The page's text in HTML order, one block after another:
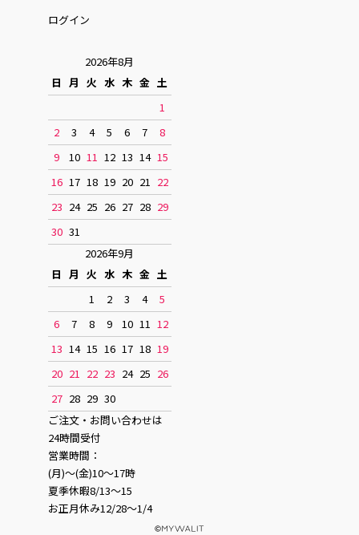
ログイン
2026年8月
日 月 火 水 木 金 土
1
2
3 4 5 6 7
8
9
10 11 12 13 14 15
16 17 18 19 20 21 22
23 24 25 26 27 28 29
30 31
2026年9月
日 月 火 水 木 金 土
1
2 3 4
5
6
7 8 9 10 11 12
13 14 15 16 17 18 19
20 21 22 23 24 25 26
27 28 29 30
ご注文・お問い合わせは
24時間受付
営業時間：
(月)〜(金)10〜17時
夏季休暇8/13〜15
お正月休み12/28〜1/4